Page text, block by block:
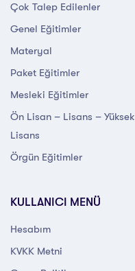
Çok Talep Edilenler
Genel Eğitimler
Materyal
Paket Eğitimler
Mesleki Eğitimler
Ön Lisan – Lisans – Yüksek
Lisans
Örgün Eğitimler
KULLANICI MENÜ
Hesabım
KVKK Metni